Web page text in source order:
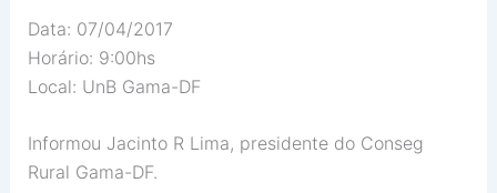
Data: 07/04/2017
Horário: 9:00hs
Local: UnB Gama-DF
Informou Jacinto R Lima, presidente do Conseg
Rural Gama-DF.